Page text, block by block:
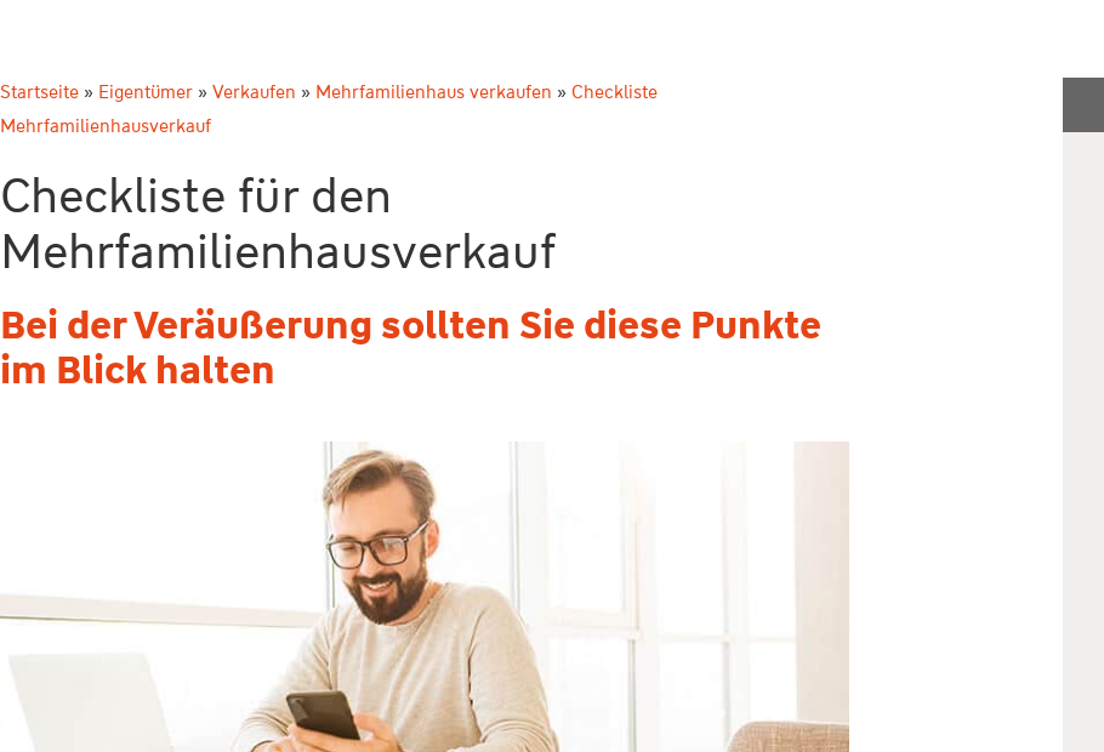
Startseite » Eigentümer » Verkaufen » Mehrfamilienhaus verkaufen » Checkliste
Mehrfamilienhausverkauf
Checkliste für den
Mehrfamilienhausverkauf
Bei der Veräußerung sollten Sie diese Punkte
im Blick halten